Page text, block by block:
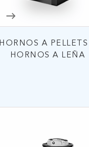
HORNOS A PELLETS
HORNOS A LEÑA